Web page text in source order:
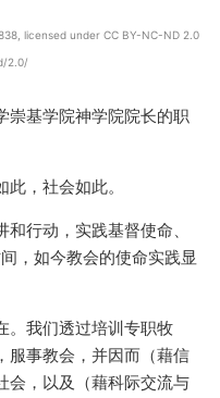
licensed under CC BY-NC-ND 2.0
2.0/
崇基学院神学院院长的职
，社会如此。
行动，实践基督使命、
，如今教会的使命实践显
。我们透过培训专职牧
服事教会，并因而（藉信
会，以及（藉科际交流与